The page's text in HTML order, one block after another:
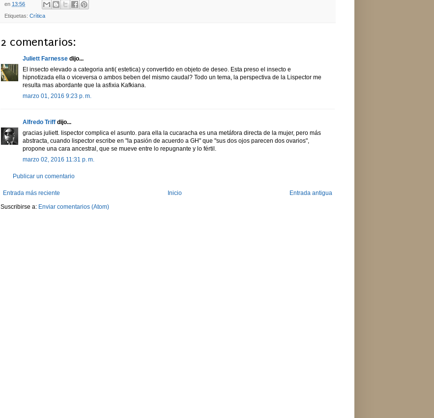
en 13:56
Etiquetas: Crítica
2 comentarios:
Juliett Farnesse dijo...
El insecto elevado a categoria anti( estetica) y convertido en objeto de deseo. Esta preso el insecto e
hipnotizada ella o viceversa o ambos beben del mismo caudal? Todo un tema, la perspectiva de la Lispector me
resulta mas abordante que la asfixia Kafkiana.
marzo 01, 2016 9:23 p. m.
Alfredo Triff dijo...
gracias juliett. lispector complica el asunto. para ella la cucaracha es una metáfora directa de la mujer, pero más
abstracta, cuando lispector escribe en "la pasión de acuerdo a GH" que "sus dos ojos parecen dos ovarios",
propone una cara ancestral, que se mueve entre lo repugnante y lo fértil.
marzo 02, 2016 11:31 p. m.
Publicar un comentario
Entrada más reciente Entrada antigua
Inicio
Suscribirse a: Enviar comentarios (Atom)